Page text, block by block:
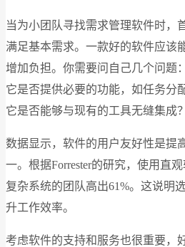
当为小团队寻找需求管理软件时，
满足基本需求。一款好的软件应该
增加负担。你需要问自己几个问题
它是否提供必要的功能，如任务分
它是否能够与现有的工具无缝集成？
数据显示，软件的用户友好性是提
一。根据Forrester的研究，使用直
复杂系统的团队高出61%。这说明
升工作效率。
考虑软件的支持和服务也很重要，